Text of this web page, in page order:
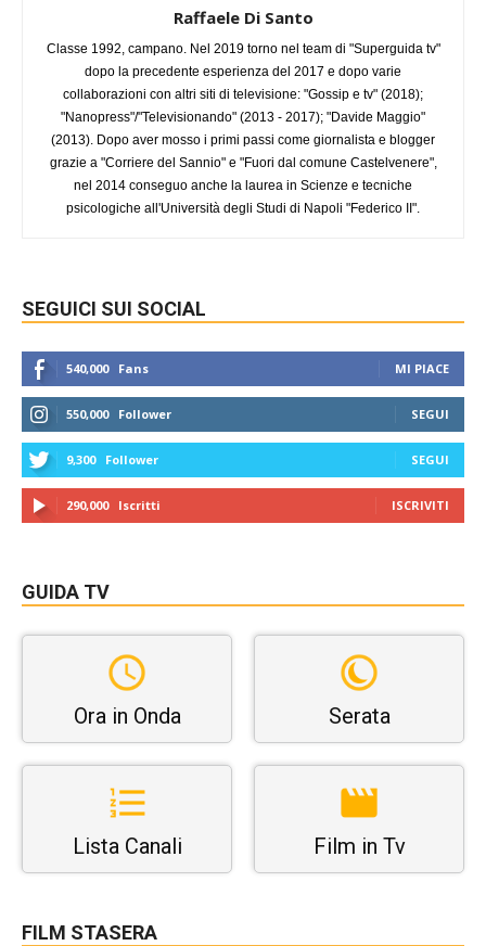
Raffaele Di Santo
Classe 1992, campano. Nel 2019 torno nel team di "Superguida tv"
dopo la precedente esperienza del 2017 e dopo varie
collaborazioni con altri siti di televisione: "Gossip e tv" (2018);
"Nanopress"/"Televisionando" (2013 - 2017); "Davide Maggio"
(2013). Dopo aver mosso i primi passi come giornalista e blogger
grazie a "Corriere del Sannio" e "Fuori dal comune Castelvenere",
nel 2014 conseguo anche la laurea in Scienze e tecniche
psicologiche all'Università degli Studi di Napoli "Federico II".
SEGUICI SUI SOCIAL
540,000 Fans MI PIACE
550,000 Follower SEGUI
9,300 Follower SEGUI
290,000 Iscritti ISCRIVITI
GUIDA TV
Ora in Onda Serata
Lista Canali Film in Tv
FILM STASERA